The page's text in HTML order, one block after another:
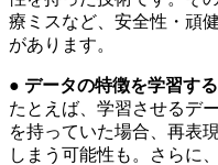
療ミスなど、安全性・頑
があります。
● データの特徴を学習す
たとえば、学習させるデ
を持っていた場合、再表
しまう可能性も。さらに